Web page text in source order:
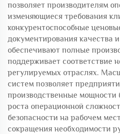
позволяет производителям
изменяющиеся требования
конкурентоспособные
документирования качества
обеспечивают полные
поддерживает соответствие
регулируемых отраслях.
систем позволяет
производственные мощности
роста операционной
безопасности на рабочем
сокращения необходимости